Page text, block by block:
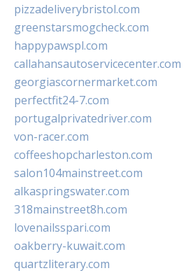
pizzadeliverybristol.com
greenstarsmogcheck.com
happypawspl.com
callahansautoservicecenter.com
georgiascornermarket.com
perfectfit24-7.com
portugalprivatedriver.com
von-racer.com
coffeeshopcharleston.com
salon104mainstreet.com
alkaspringswater.com
318mainstreet8h.com
lovenailsspari.com
oakberry-kuwait.com
quartzliterary.com